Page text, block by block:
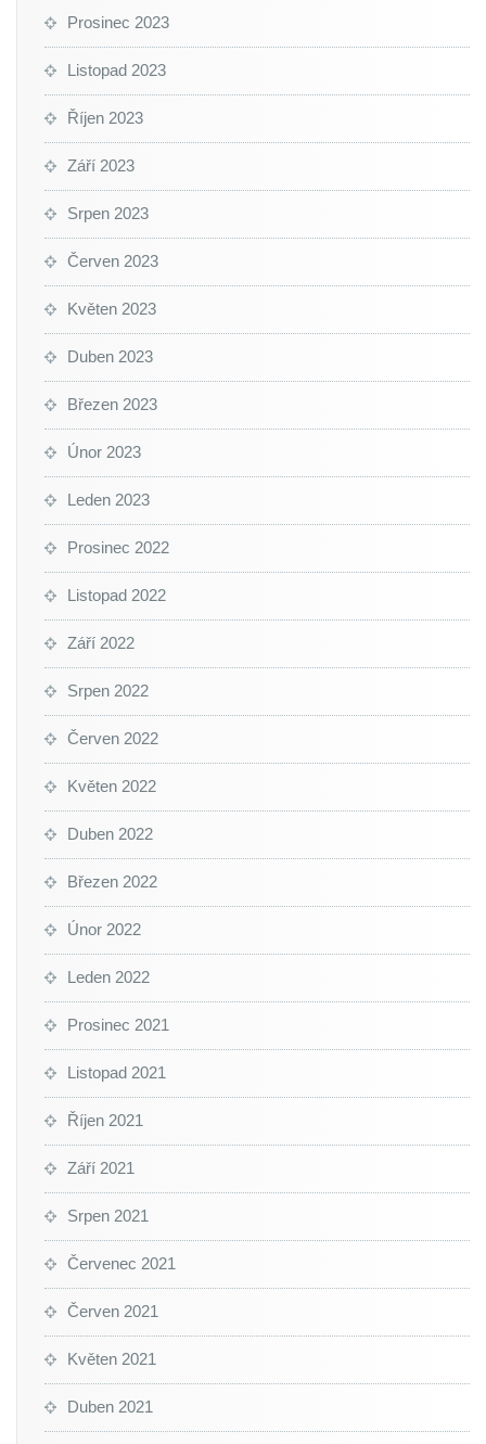
Prosinec 2023
Listopad 2023
Říjen 2023
Září 2023
Srpen 2023
Červen 2023
Květen 2023
Duben 2023
Březen 2023
Únor 2023
Leden 2023
Prosinec 2022
Listopad 2022
Září 2022
Srpen 2022
Červen 2022
Květen 2022
Duben 2022
Březen 2022
Únor 2022
Leden 2022
Prosinec 2021
Listopad 2021
Říjen 2021
Září 2021
Srpen 2021
Červenec 2021
Červen 2021
Květen 2021
Duben 2021